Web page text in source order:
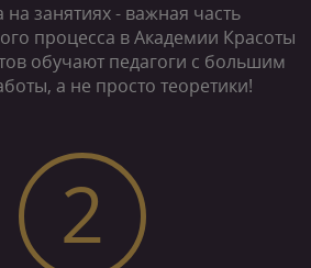
на занятиях - важная часть
процесса в Академии Красоты
обучают педагоги с большим
а не просто теоретики!
2